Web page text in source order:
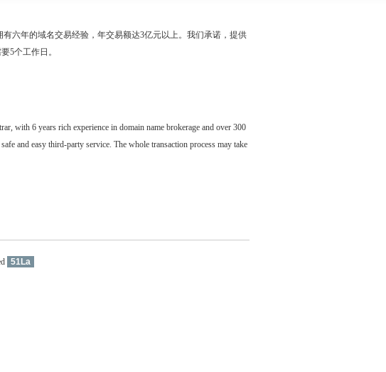
六年的域名交易经验，年交易额达3亿元以上。我们承诺，提供
5个工作日。
with 6 years rich experience in domain name brokerage and over 300
and easy third-party service. The whole transaction process may take
51La